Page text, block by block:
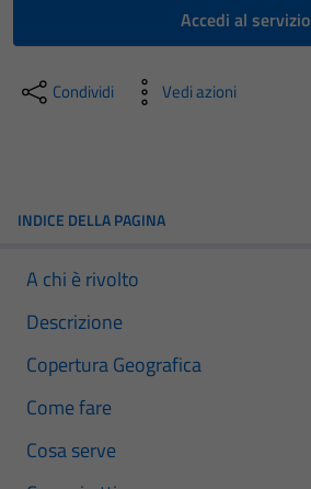
Accedi al servizio
Condividi Vedi azioni
INDICE DELLA PAGINA
A chi è rivolto
Descrizione
Copertura Geografica
Come fare
Cosa serve